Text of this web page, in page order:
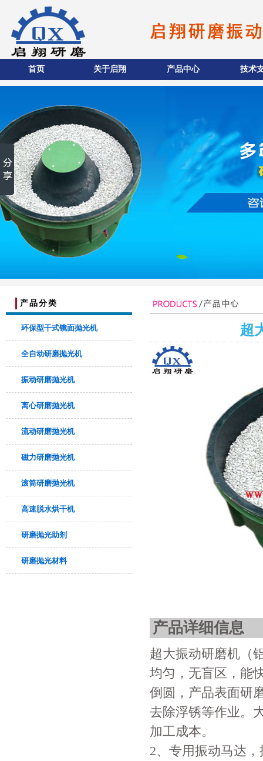
首页 关于启翔 产品中心 技术
产品分类
环保型干式镜面抛光机
全自动研磨抛光机
振动研磨抛光机
离心研磨抛光机
流动研磨抛光机
磁力研磨抛光机
滚筒研磨抛光机
高速脱水烘干机
研磨抛光助剂
研磨抛光材料
超
产品详细信息
超大振动研磨机（
均匀，无盲区，能
倒圆，产品表面研
去除浮锈等作业。
加工成本。
2、专用振动马达